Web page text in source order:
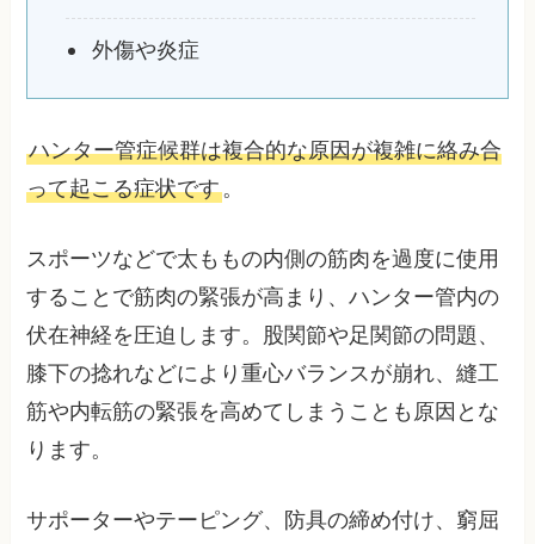
外傷や炎症
ハンター管症候群は複合的な原因が複雑に絡み合
って起こる症状です。
スポーツなどで太ももの内側の筋肉を過度に使用
することで筋肉の緊張が高まり、ハンター管内の
伏在神経を圧迫します。股関節や足関節の問題、
膝下の捻れなどにより重心バランスが崩れ、縫工
筋や内転筋の緊張を高めてしまうことも原因とな
ります。
サポーターやテーピング、防具の締め付け、窮屈